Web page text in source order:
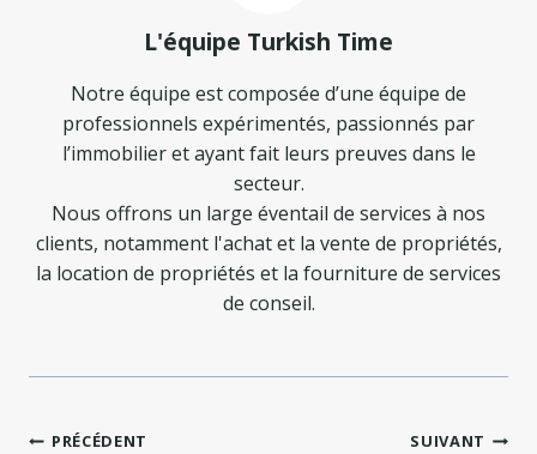
L'équipe Turkish Time
Notre équipe est composée d’une équipe de
professionnels expérimentés, passionnés par
l’immobilier et ayant fait leurs preuves dans le
secteur.
Nous offrons un large éventail de services à nos
clients, notamment l'achat et la vente de propriétés,
la location de propriétés et la fourniture de services
de conseil.
PRÉCÉDENT SUIVANT